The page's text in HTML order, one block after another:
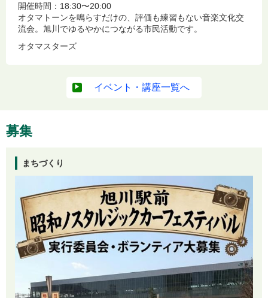
開催時間：18:30〜20:00
オタマトーンを鳴らすだけの、評価も練習もない音楽文化交
流会。旭川でゆるやかにつながる市民活動です。
オタマスターズ
イベント・講座一覧へ
募集
まちづくり